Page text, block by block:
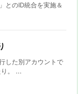
とのID統合を実施＆
した別アカウントで
。 ...